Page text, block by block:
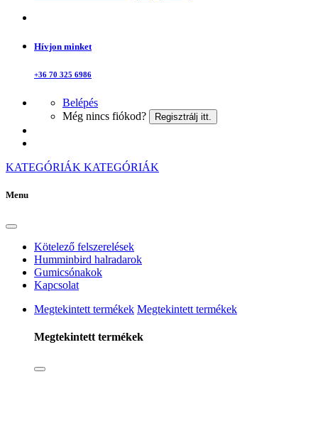
Hívjon minket
+36 70 325 6986
Belépés
Még nincs fiókod?
Regisztrálj itt.
KATEGÓRIÁK KATEGÓRIÁK
Menu
Kötelező felszerelések
Humminbird halradarok
Gumicsónakok
Kapcsolat
Megtekintett termékek Megtekintett termékek
Megtekintett termékek